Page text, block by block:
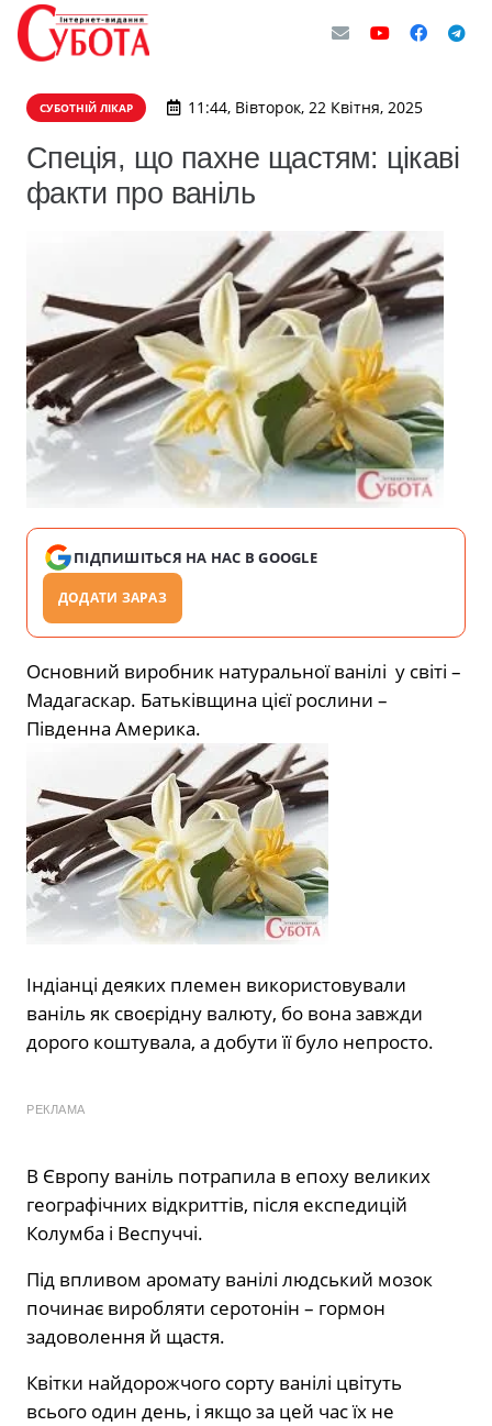
СУБОТНІЙ ЛІКАР 11:44, Вівторок, 22 Квітня, 2025
Спеція, що пахне щастям: цікаві
факти про ваніль
ПІДПИШІТЬСЯ НА НАС В GOOGLE
ДОДАТИ ЗАРАЗ
Основний виробник натуральної ванілі у світі –
Мадагаскар. Батьківщина цієї рослини –
Південна Америка.
Індіанці деяких племен використовували
ваніль як своєрідну валюту, бо вона завжди
дорого коштувала, а добути її було непросто.
РЕКЛАМА
В Європу ваніль потрапила в епоху великих
географічних відкриттів, після експедицій
Колумба і Веспуччі.
Під впливом аромату ванілі людський мозок
починає виробляти серотонін – гормон
задоволення й щастя.
Квітки найдорожчого сорту ванілі цвітуть
всього один день, і якщо за цей час їх не